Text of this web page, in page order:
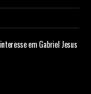
em Gabriel Jesus